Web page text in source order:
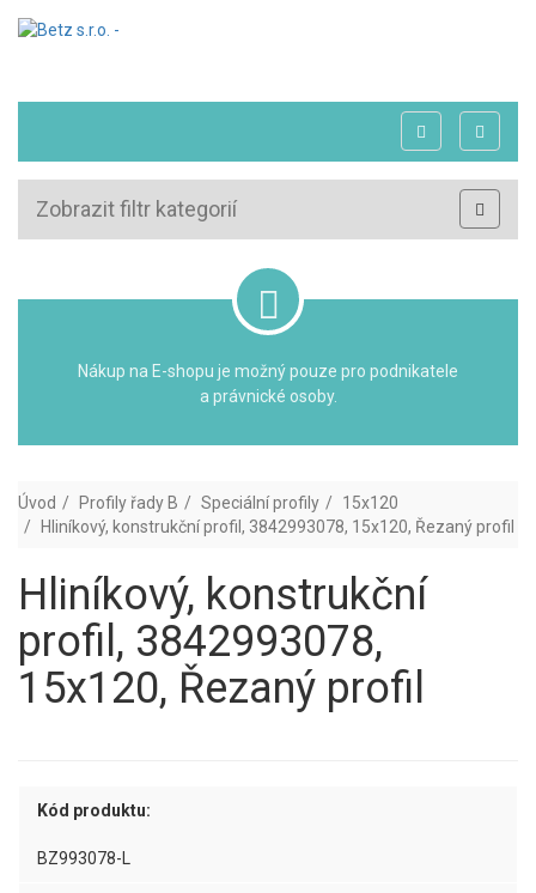
Zobrazit filtr kategorií
Nákup na E-shopu je možný pouze pro podnikatele
a právnické osoby.
Úvod Profily řady B Speciální profily
15x120
Hliníkový, konstrukční profil, 3842993078, 15x120, Řezaný profil
Hliníkový, konstrukční
profil, 3842993078,
15x120, Řezaný profil
Kód produktu:
BZ993078-L